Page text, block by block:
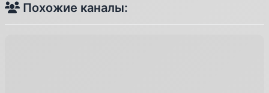
Похожие каналы: